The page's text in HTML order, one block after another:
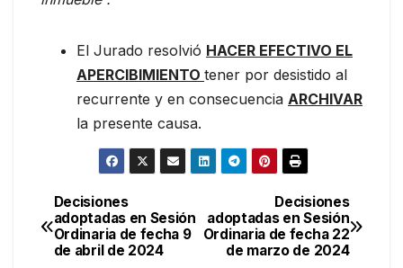
El Jurado resolvió HACER EFECTIVO EL
APERCIBIMIENTO tener por desistido al
recurrente y en consecuencia ARCHIVAR
la presente causa.
Navegación
de
Decisiones
adoptadas en Sesión
Ordinaria de fecha 22
de marzo de 2024
Decisiones
adoptadas en Sesión
Ordinaria de fecha 9
de abril de 2024